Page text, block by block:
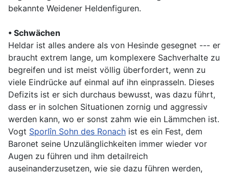
bekannte Weidener Heldenfiguren.
• Schwächen
Heldar ist alles andere als von Hesinde gesegnet --- er
braucht extrem lange, um komplexere Sachverhalte zu
begreifen und ist meist völlig überfordert, wenn zu
viele Eindrücke auf einmal auf ihn einprasseln. Dieses
Defizits ist er sich durchaus bewusst, was dazu führt,
dass er in solchen Situationen zornig und aggressiv
werden kann, wo er sonst zahm wie ein Lämmchen ist.
Vogt Sporlîn Sohn des Ronach ist es ein Fest, dem
Baronet seine Unzulänglichkeiten immer wieder vor
Augen zu führen und ihm detailreich
auseinanderzusetzen, wie sie dazu führen werden,